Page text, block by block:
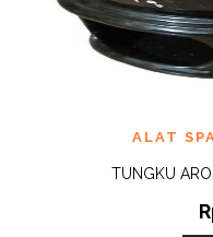
ALAT
TUNGKU